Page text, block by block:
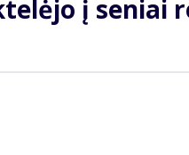
į seniai